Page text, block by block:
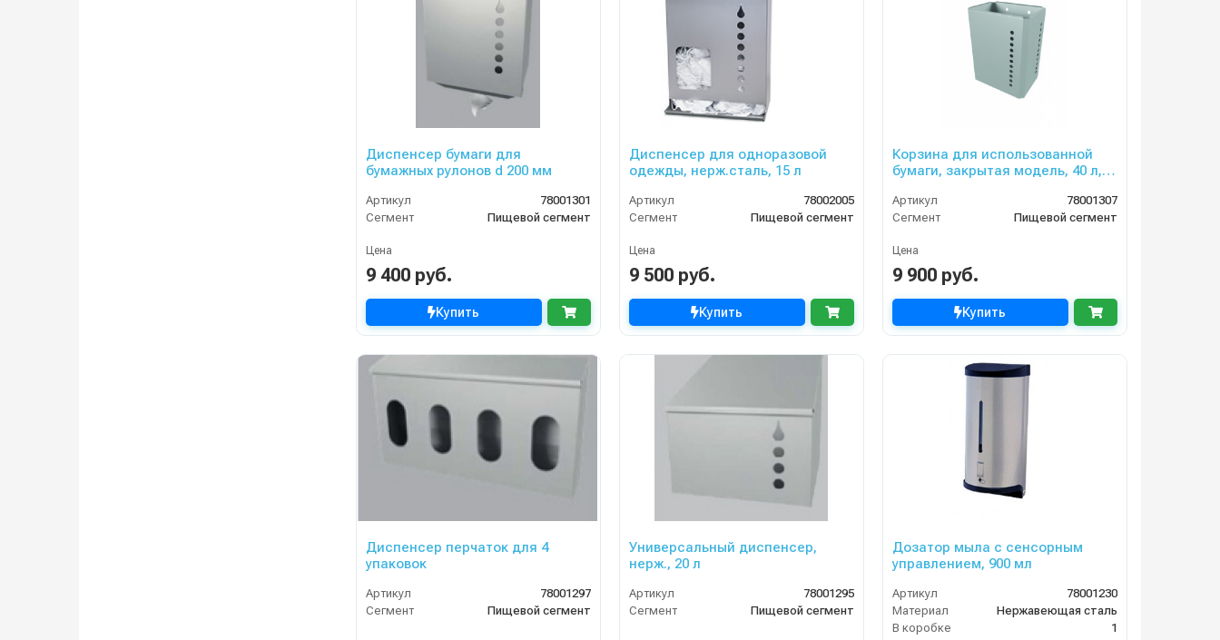
Диспенсер бумаги для
бумажных рулонов d 200 мм
Артикул
78001301
Сегмент
Пищевой сегмент
Цена
9 400 руб.
Купить
Диспенсер для одноразовой
одежды, нерж.сталь, 15 л
Артикул
78002005
Сегмент
Пищевой сегмент
Цена
9 500 руб.
Купить
Корзина для использованной
бумаги, закрытая модель, 40 л,
Артикул
78001307
Сегмент
Пищевой сегмент
Цена
9 900 руб.
Купить
Диспенсер перчаток для 4
упаковок
Артикул
78001297
Сегмент
Пищевой сегмент
Универсальный диспенсер,
нерж., 20 л
Артикул
78001295
Сегмент
Пищевой сегмент
Дозатор мыла с сенсорным
управлением, 900 мл
Артикул
78001230
Материал
Нержавеющая сталь
В коробке
1